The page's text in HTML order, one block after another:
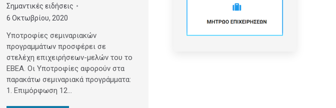
Σημαντικές ειδήσεις
6 Οκτωβρίου, 2020
Υποτροφίες σεμιναριακών
προγραμμάτων προσφέρει σε
στελέχη επιχειρήσεων-μελών του το
ΕΒΕΑ. Οι Υποτροφίες αφορούν στα
παρακάτω σεμιναριακά προγράμματα:
1. Επιμόρφωση 12…